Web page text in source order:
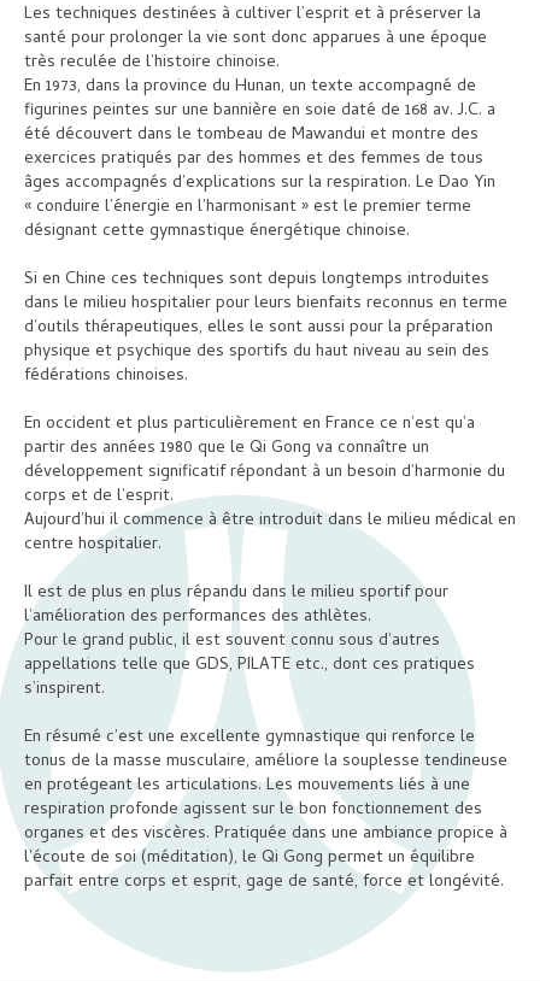
Les techniques destinées à cultiver l’esprit et à préserver la
santé pour prolonger la vie sont donc apparues à une époque
très reculée de l’histoire chinoise.
En 1973, dans la province du Hunan, un texte accompagné de
figurines peintes sur une bannière en soie daté de 168 av. J.C. a
été découvert dans le tombeau de Mawandui et montre des
exercices pratiqués par des hommes et des femmes de tous
âges accompagnés d’explications sur la respiration. Le Dao Yin
« conduire l’énergie en l’harmonisant » est le premier terme
désignant cette gymnastique énergétique chinoise.
Si en Chine ces techniques sont depuis longtemps introduites
dans le milieu hospitalier pour leurs bienfaits reconnus en terme
d’outils thérapeutiques, elles le sont aussi pour la préparation
physique et psychique des sportifs du haut niveau au sein des
fédérations chinoises.
En occident et plus particulièrement en France ce n’est qu’a
partir des années 1980 que le Qi Gong va connaître un
développement significatif répondant à un besoin d’harmonie du
corps et de l’esprit.
Aujourd’hui il commence à être introduit dans le milieu médical en
centre hospitalier.
Il est de plus en plus répandu dans le milieu sportif pour
l’amélioration des performances des athlètes.
Pour le grand public, il est souvent connu sous d’autres
appellations telle que GDS, PILATE etc., dont ces pratiques
s’inspirent.
En résumé c’est une excellente gymnastique qui renforce le
tonus de la masse musculaire, améliore la souplesse tendineuse
en protégeant les articulations. Les mouvements liés à une
respiration profonde agissent sur le bon fonctionnement des
organes et des viscères. Pratiquée dans une ambiance propice à
l’écoute de soi (méditation), le Qi Gong permet un équilibre
parfait entre corps et esprit, gage de santé, force et longévité.